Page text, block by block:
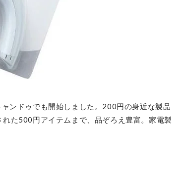
ンドゥでも開始しました。200円の身近な製品
た500円アイテムまで、品ぞろえ豊富。家電製